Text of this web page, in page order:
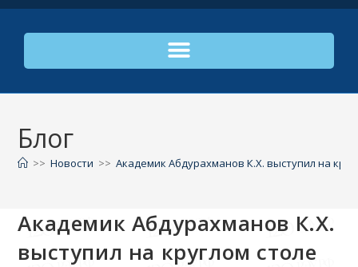
Блог
>> Новости >> Академик Абдурахманов К.Х. выступил на
Академик Абдурахманов К.Х.
выступил на круглом столе